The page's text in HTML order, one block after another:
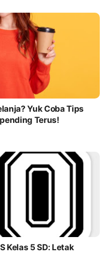
Yuk Coba Tips
Terus!
Kelas 5 SD: Letak